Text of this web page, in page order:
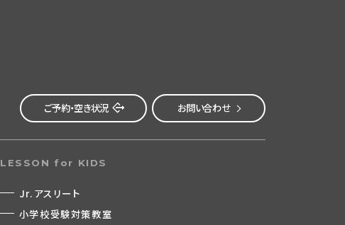
ご予約・空き状況 お問い合わせ
LESSON for KIDS
Jr.アスリート
小学校受験対策教室